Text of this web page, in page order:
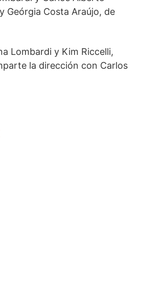
Geórgia Costa Araújo, de
Lombardi y Kim Riccelli,
la dirección con Carlos